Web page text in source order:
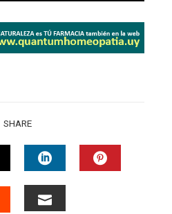
SHARE
LINKEDIN